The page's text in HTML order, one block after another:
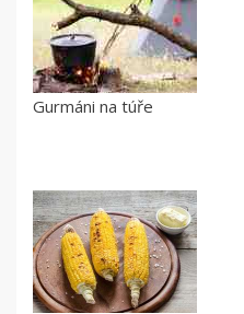
Gurmáni na túře